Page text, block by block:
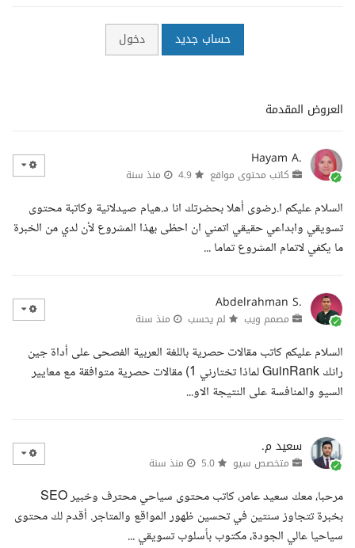
حساب جديد دخول
العروض المقدمة
Hayam A.
كاتب محتوى مواقع منذ سنة
السلام عليكم ا.رضوى أهلا بحضرتك انا د.هيام صيدلانية وكاتبة محتوى
تسويقي وابداعي حقيقي اتمني ان احظى بهذا المشروع لأن لدي من الخبرة
ما يكفي لاتمام المشروع تماما ...
Abdelrahman S.
مصمم ويب لم يحسب منذ سنة
السلام عليكم كاتب مقالات حصرية باللغة العربية الفصحى على أداة جين
رانك GuinRank لماذا تختارني 1) مقالات حصرية متوافقة مع معايير
السيو والمنافسة على النتيجة الاو...
سعيد م.
متخصص سيو منذ سنة
مرحبا، معك سعيد عامر، كاتب محتوى سياحي محترف وخبير SEO
بخبرة تتجاوز سنتين في تحسين ظهور المواقع والمتاجر. أقدم لك محتوى
سياحيا عالي الجودة، مكتوب بأسلوب تسويقي ...